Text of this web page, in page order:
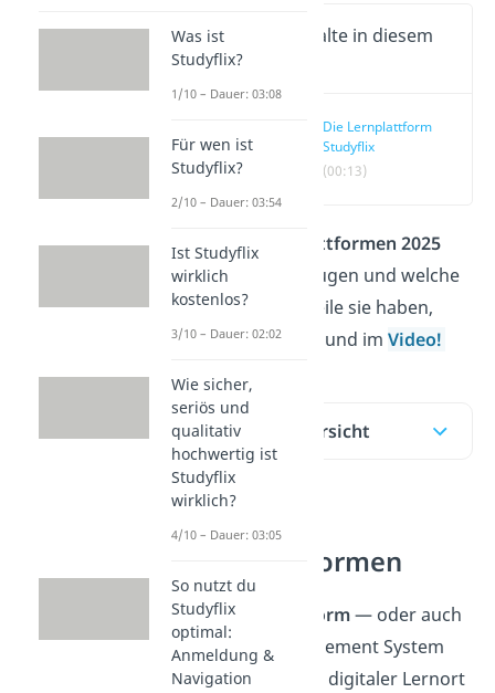
Wichtige Inhalte in diesem
Video
Die Lernplattform
Studyflix
(00:13)
Welche Lernplattformen 2025
wirklich überzeugen und welche
Vor- und Nachteile sie haben,
erfährst du hier und imVideo!
Inhaltsübersicht
Die Top 6
Lernplattformen
EineLernplattform— oder auch
Learning Management System
(LMS) — ist dein digitaler Lernort
Was ist
Studyflix?
1/10 – Dauer: 03:08
Für wen ist
Studyflix?
2/10 – Dauer: 03:54
Ist Studyflix
wirklich
kostenlos?
3/10 – Dauer: 02:02
Wie sicher,
seriös und
qualitativ
hochwertig ist
Studyflix
wirklich?
4/10 – Dauer: 03:05
So nutzt du
Studyflix
optimal:
Anmeldung &
Navigation